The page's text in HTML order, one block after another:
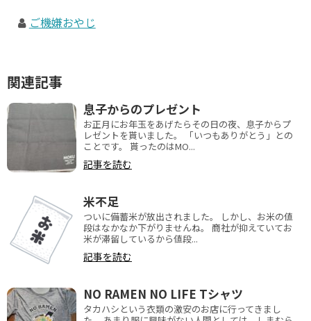
ご機嫌おやじ
関連記事
息子からのプレゼント
お正月にお年玉をあげたらその日の夜、息子からプ
レゼントを貰いました。 「いつもありがとう」との
ことです。 貰ったのはMO...
記事を読む
米不足
ついに備蓄米が放出されました。 しかし、お米の値
段はなかなか下がりませんね。 商社が抑えていてお
米が滞留しているから値段...
記事を読む
NO RAMEN NO LIFE Tシャツ
タカハシという衣類の激安のお店に行ってきまし